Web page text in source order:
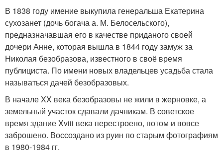
В 1838 году имение выкупила генеральша Екатерина
сухозанет (дочь богача а. М. Белосельского),
предназначавшая его в качестве приданого своей
дочери Анне, которая вышла в 1844 году замуж за
Николая безобразова, известного в своё время
публициста. По имени новых владельцев усадьба стала
называться дачей безобразовых.
В начале XX века безобразовы не жили в жерновке, а
земельный участок сдавали дачникам. В советское
время здание Xviii века перестроено, потом и вовсе
заброшено. Воссоздано из руин по старым фотографиям
в 1980-1984 гг.